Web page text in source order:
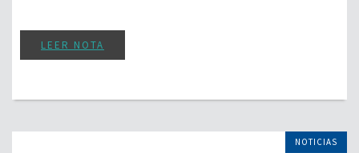
LEER NOTA
NOTICIAS